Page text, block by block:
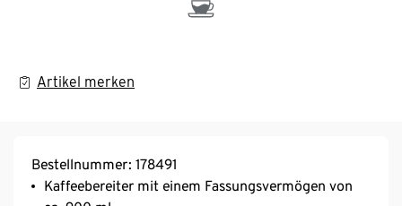
Artikel merken
Bestellnummer: 178491
Kaffeebereiter mit einem Fassungsvermögen von